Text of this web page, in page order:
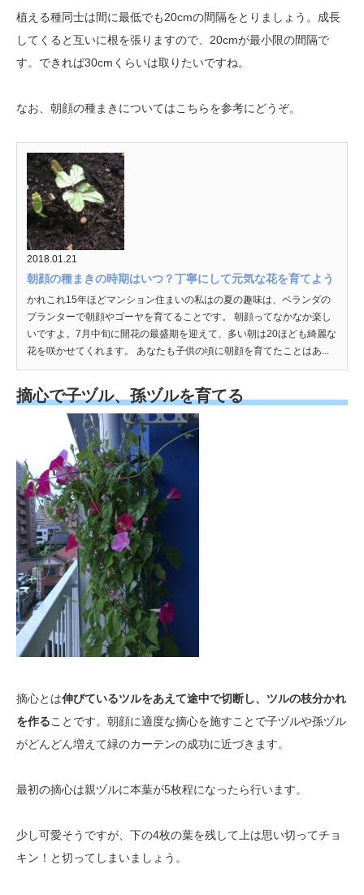
植える種同士は間に最低でも20cmの間隔をとりましょう。成長
してくると互いに根を張りますので、20cmが最小限の間隔で
す。できれば30cmくらいは取りたいですね。
なお、朝顔の種まきについてはこちらを参考にどうぞ。
2018.01.21
朝顔の種まきの時期はいつ？丁寧にして元気な花を育てよう
かれこれ15年ほどマンション住まいの私はの夏の趣味は、ベランダの
プランターで朝顔やゴーヤを育てることです。 朝顔ってなかなか楽し
いですよ。7月中旬に開花の最盛期を迎えて、多い朝は20ほども綺麗な
花を咲かせてくれます。 あなたも子供の頃に朝顔を育てたことはあ...
摘心で子ヅル、孫ヅルを育てる
摘心とは伸びているツルをあえて途中で切断し、ツルの枝分かれ
を作ることです。朝顔に適度な摘心を施すことで子ヅルや孫ヅル
がどんどん増えて緑のカーテンの成功に近づきます。
最初の摘心は親ヅルに本葉が5枚程になったら行います。
少し可愛そうですが、下の4枚の葉を残して上は思い切ってチョ
キン！と切ってしまいましょう。